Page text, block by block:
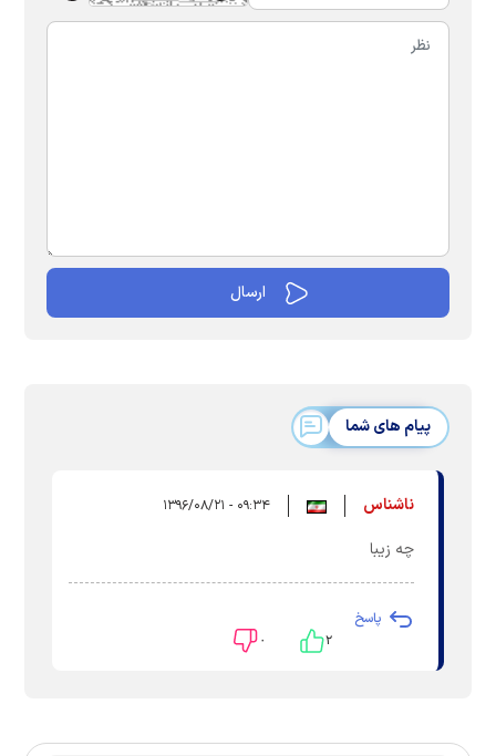
پیام های شما
ناشناس ۰۹:۳۴ - ۱۳۹۶/۰۸/۲۱
چه زیبا
پاسخ
۲ ۰